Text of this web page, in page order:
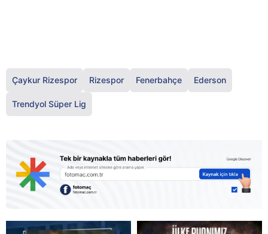
Çaykur Rizespor Rizespor Fenerbahçe Ederson
Trendyol Süper Lig